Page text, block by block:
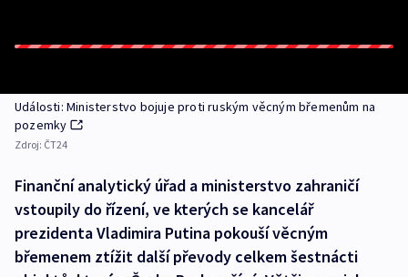
Události: Ministerstvo bojuje proti ruským věcným břemenům na
pozemky
Zdroj: ČT24
Finanční analytický úřad a ministerstvo zahraničí
vstoupily do řízení, ve kterých se kancelář
prezidenta Vladimira Putina pokouší věcným
břemenem ztížit další převody celkem šestnácti